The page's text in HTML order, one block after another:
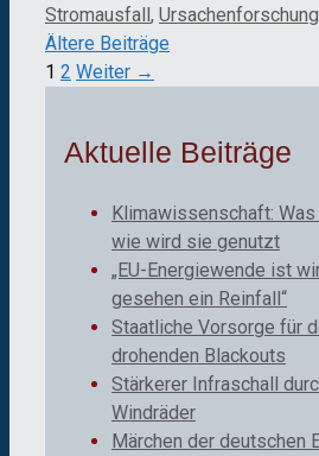
Stromausfall, Ursachenforschung
Ältere Beiträge
Seite
1 Seite
2 Weiter →
Aktuelle Beiträge
Klimawissenschaft:
wie wird sie genutzt
„EU-Energiewende ist
gesehen ein Reinfall“
Staatliche Vorsorge für
drohenden Blackouts
Stärkerer Infraschall
Windräder
Märchen der deutschen